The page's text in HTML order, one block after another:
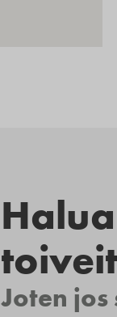
Joten